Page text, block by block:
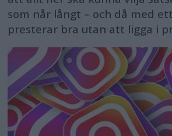
som når långt – och då med
presterar bra utan att ligga i